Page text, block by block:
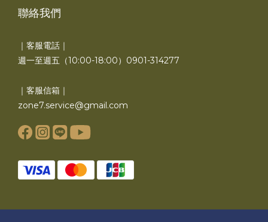
聯絡我們
｜客服電話｜
週一至週五（10:00-18:00）0901-314277
｜客服信箱｜
zone7.service@gmail.com